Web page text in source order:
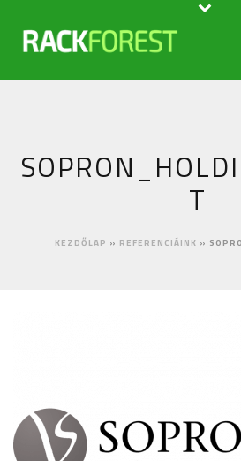
T
KEZDŐLAP » REFERENCIÁINK »